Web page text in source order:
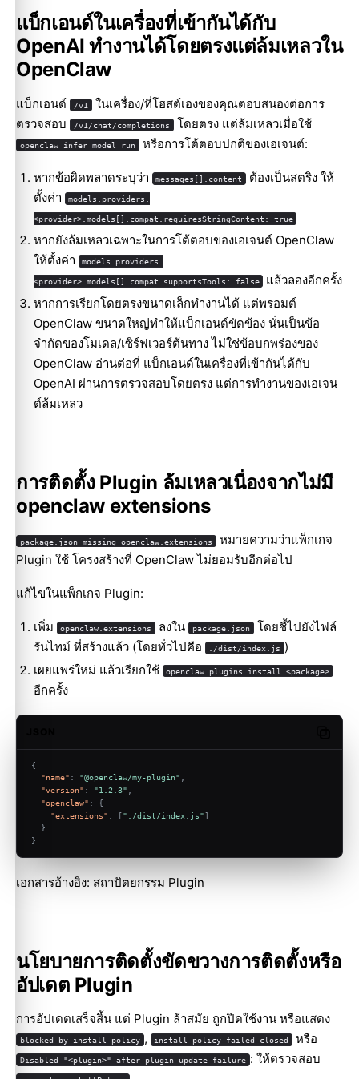
แบ็กเอนด์ในเครื่องที่เข้ากันได้กับ
OpenAI ทำงานได้โดยตรงแต่ล้มเหลวใน
OpenClaw
แบ็กเอนด์ /v1 ในเครื่อง/ที่โฮสต์เองของคุณตอบสนองต่อการ
ตรวจสอบ
/v1/chat/completions โดยตรง แต่ล้มเหลวเมื่อใช้
openclaw infer model run หรือการโต้ตอบปกติของเอเจนต์:
หากข้อผิดพลาดระบุว่า messages[].content
ต้องเป็นสตริง ให้
ตั้งค่า
models.providers.
<provider>.models[].compat.requiresStringContent: true
หากยังล้มเหลวเฉพาะในการโต้ตอบของเอเจนต์ OpenClaw
ให้ตั้งค่า
models.providers.
<provider>.models[].compat.supportsTools: false
แล้วลองอีกครั้ง
หากการเรียกโดยตรงขนาดเล็กทำงานได้ แต่พรอมต์
OpenClaw ขนาดใหญ่ทำให้แบ็กเอนด์ขัดข้อง นั่นเป็นข้อ
จำกัดของโมเดล/เซิร์ฟเวอร์ต้นทาง ไม่ใช่ข้อบกพร่องของ
OpenClaw อ่านต่อที่ แบ็กเอนด์ในเครื่องที่เข้ากันได้กับ
OpenAI ผ่านการตรวจสอบโดยตรง แต่การทำงานของเอเจน
ต์ล้มเหลว
การติดตั้ง Plugin ล้มเหลวเนื่องจากไม่มี
openclaw extensions
package.json missing openclaw.extensions หมายความว่าแพ็กเกจ
Plugin ใช้ โครงสร้างที่ OpenClaw ไม่ยอมรับอีกต่อไป
แก้ไขในแพ็กเกจ Plugin:
เพิ่ม openclaw.extensions ลงใน package.json โดยชี้ไปยังไฟล์
รันไทม์ ที่สร้างแล้ว (โดยทั่วไปคือ
./dist/index.js )
เผยแพร่ใหม่ แล้วเรียกใช้
openclaw plugins install <package>
อีกครั้ง
{
"name" : "@openclaw/my-plugin"
"version" : "1.2.3"
"openclaw" :
{
"extensions" : ["./dist/index.js"]
}
}
เอกสารอ้างอิง: สถาปัตยกรรม Plugin
นโยบายการติดตั้งขัดขวางการติดตั้งหรือ
อัปเดต Plugin
การอัปเดตเสร็จสิ้น แต่ Plugin ล้าสมัย ถูกปิดใช้งาน หรือแสดง
blocked by install policy , install policy failed closed หรือ
Disabled "<plugin>" after plugin update failure : ให้ตรวจสอบ